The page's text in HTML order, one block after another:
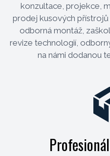
konzultace, projekce,
prodej kusových
odborná montáž,
revize technologií,
na námi dodanou